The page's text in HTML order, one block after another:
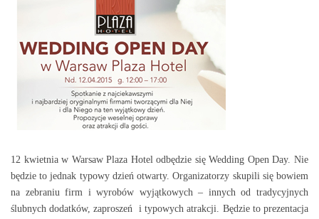
12 kwietnia w Warsaw Plaza Hotel odbędzie się Wedding Open Day. Nie
będzie to jednak typowy dzień otwarty. Organizatorzy skupili się bowiem
na zebraniu firm i wyrobów wyjątkowych – innych od tradycyjnych
ślubnych dodatków, zaproszeń i typowych atrakcji. Będzie to prezentacja